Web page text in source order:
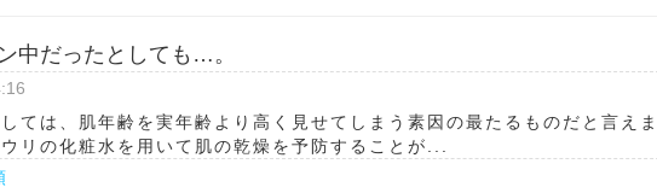
中だったとしても…。
ては、肌年齢を実年齢より高く見せてしまう素因の最たるものだと言えま
リの化粧水を用いて肌の乾燥を予防することが...